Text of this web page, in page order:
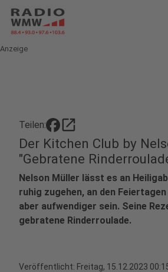
Anzeige
Teilen: open_in_new
Der Kitchen Club by
"Gebratene
Nelson Müller lässt es an
ruhig zugehen, an den
aber aufwendiger sein. Seine
gebratene Rinderroulade.
Veröffentlicht: Freitag, 15.12.2023